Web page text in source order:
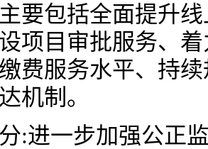
要包括全面提升
项目审批服务、
费服务水平、持
机制。
:进一步加强公正